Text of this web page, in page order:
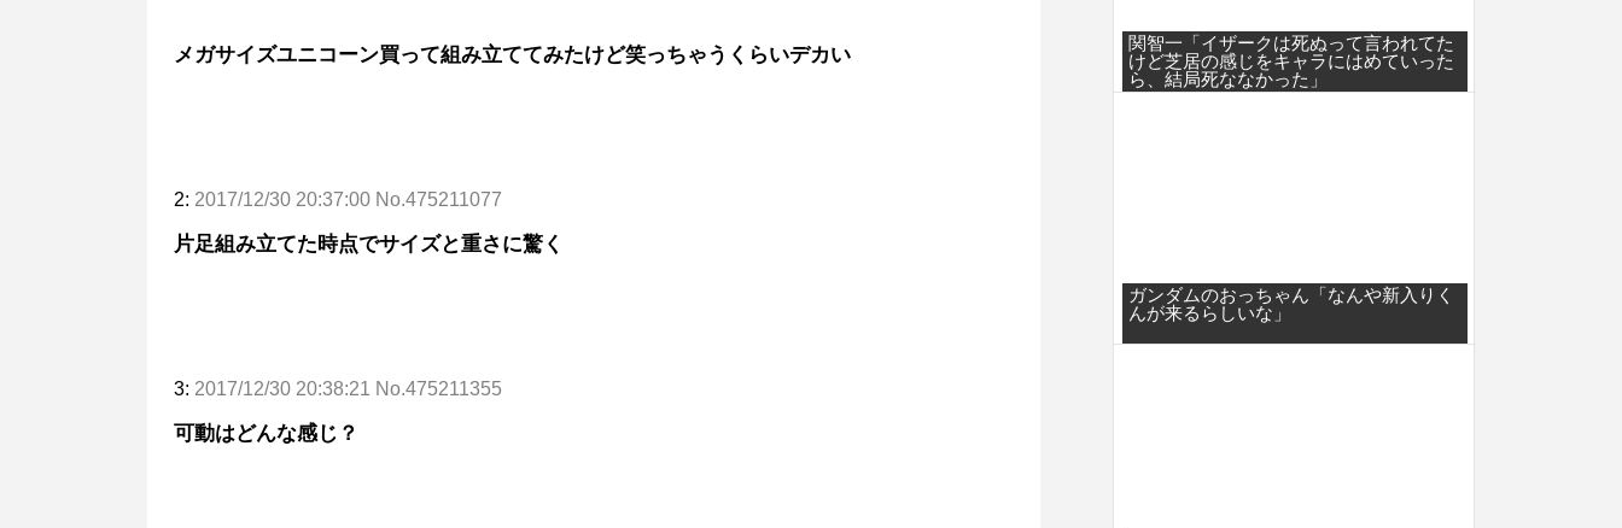
メガサイズユニコーン買って組み立ててみたけど笑っちゃうくらいデカい
2: 2017/12/30 20:37:00 No.475211077
片足組み立てた時点でサイズと重さに驚く
3: 2017/12/30 20:38:21 No.475211355
可動はどんな感じ？
関智一「イザークは死ぬって言われてた
けど芝居の感じをキャラにはめていった
ら、結局死ななかった」
ガンダムのおっちゃん「なんや新入りく
んが来るらしいな」